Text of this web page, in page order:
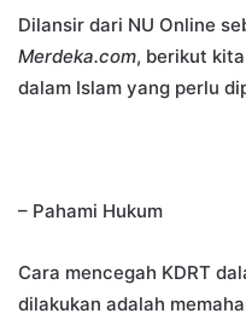
Dilansir dari NU Online
Merdeka.com, berikut
dalam Islam yang perlu
– Pahami Hukum
Cara mencegah KDRT
dilakukan adalah